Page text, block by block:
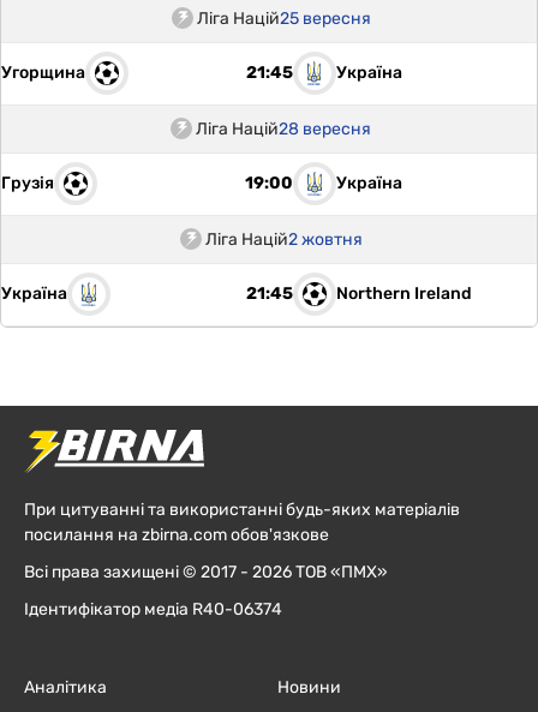
Ліга Націй25 вересня
Угорщина 21:45 Україна
Ліга Націй28 вересня
Грузія 19:00 Україна
Ліга Націй2 жовтня
Україна 21:45 Northern Ireland
При цитуванні та використанні будь-яких матеріалів
посилання на zbirna.com обов'язкове
Всі права захищені © 2017 - 2026 ТОВ «ПМХ»
Ідентифікатор медіа R40-06374
Аналітика
Новини